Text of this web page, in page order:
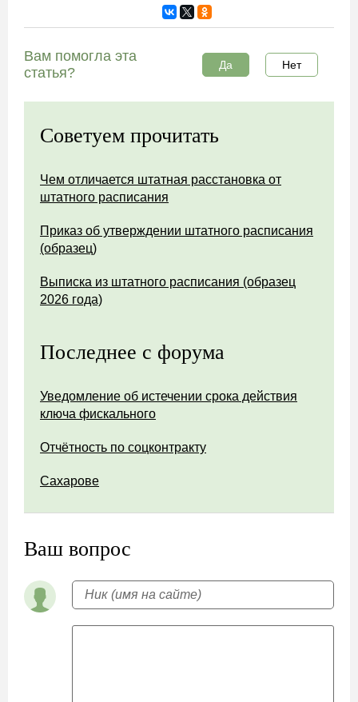
Вам помогла эта
статья?
Да Нет
Советуем прочитать
Чем отличается штатная расстановка от
штатного расписания
Приказ об утверждении штатного расписания
(образец)
Выписка из штатного расписания (образец
2026 года)
Последнее с форума
Уведомление об истечении срока действия
ключа фискального
Отчётность по соцконтракту
Сахарове
Ваш вопрос